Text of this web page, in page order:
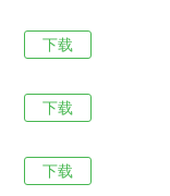
下载
下载
下载